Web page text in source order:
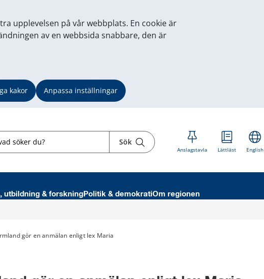
upplevelsen på vår webbplats. En cookie är
av en webbsida snabbare, den är
kakor Anpassa inställningar
Sök
Anslagstavla Lättläst English
utbildning & forskningPolitik & demokratiOm regionen
gör en anmälan enligt lex Maria